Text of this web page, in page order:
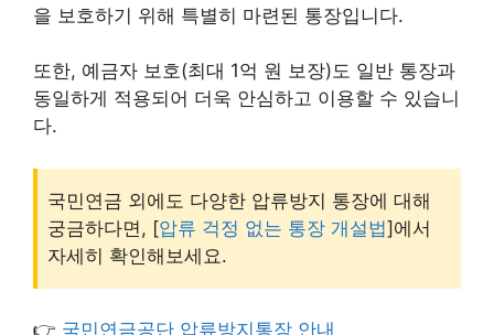
을 보호하기 위해 특별히 마련된 통장입니다.
또한, 예금자 보호(최대 1억 원 보장)도 일반 통장과
동일하게 적용되어 더욱 안심하고 이용할 수 있습니
다.
국민연금 외에도 다양한 압류방지 통장에 대해
궁금하다면, [압류 걱정 없는 통장 개설법]에서
자세히 확인해보세요.
👉 국민연금공단 압류방지통장 안내